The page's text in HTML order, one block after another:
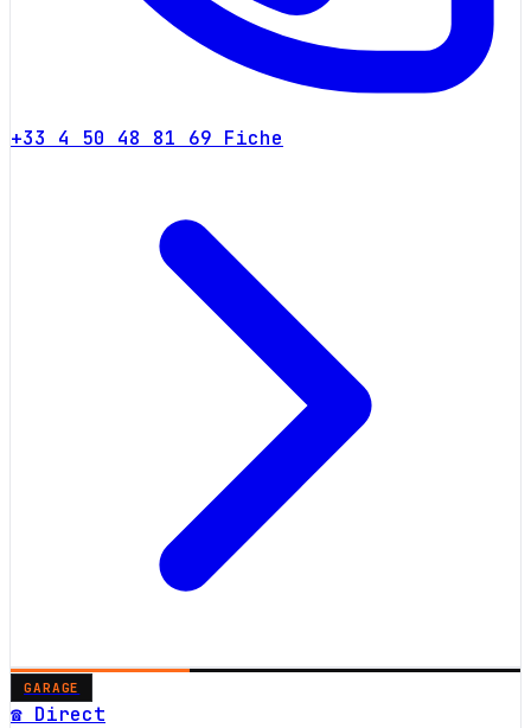
+33 4 50 48 81 69 Fiche
GARAGE
☎ Direct